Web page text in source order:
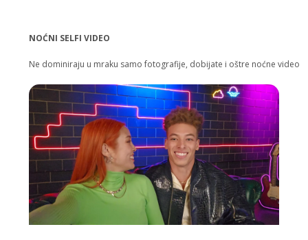
NOĆNI SELFI VIDEO
Ne dominiraju u mraku samo fotografije, dobijate i oštre noćne